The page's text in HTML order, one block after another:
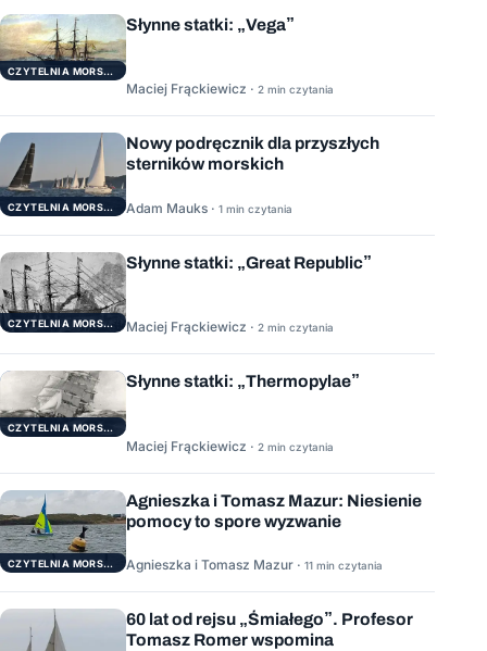
CZYTELNIA MORSKA
Słynne statki: „Vega”
Maciej Frąckiewicz · 2 min czytania
CZYTELNIA MORSKA
Nowy podręcznik dla przyszłych
sterników morskich
Adam Mauks · 1 min czytania
CZYTELNIA MORSKA
Słynne statki: „Great Republic”
Maciej Frąckiewicz · 2 min czytania
CZYTELNIA MORSKA
Słynne statki: „Thermopylae”
Maciej Frąckiewicz · 2 min czytania
CZYTELNIA MORSKA
Agnieszka i Tomasz Mazur: Niesienie
pomocy to spore wyzwanie
Agnieszka i Tomasz Mazur · 11 min czytania
60 lat od rejsu „Śmiałego”. Profesor
Tomasz Romer wspomina